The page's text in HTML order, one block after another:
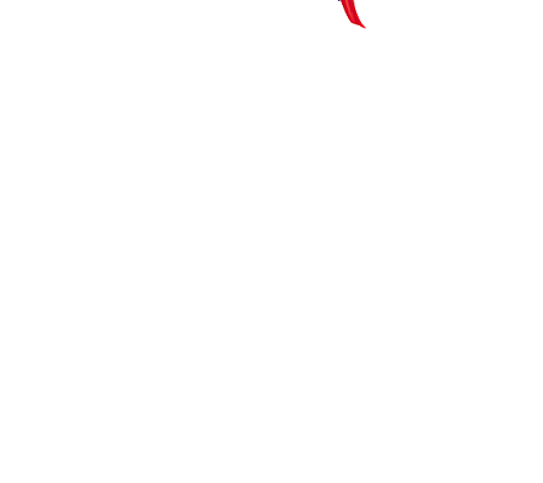
incorporarse a Colo Colo de Chile
Pastaza: la parroquia Diez de